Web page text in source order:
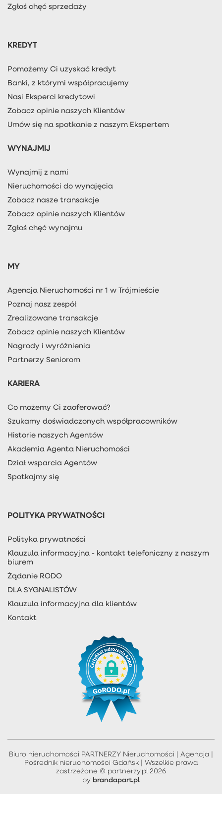
Zgłoś chęć sprzedaży
KREDYT
Pomożemy Ci uzyskać kredyt
Banki, z którymi współpracujemy
Nasi Eksperci kredytowi
Zobacz opinie naszych Klientów
Umów się na spotkanie z naszym Ekspertem
WYNAJMIJ
Wynajmij z nami
Nieruchomości do wynajęcia
Zobacz nasze transakcje
Zobacz opinie naszych Klientów
Zgłoś chęć wynajmu
MY
Agencja Nieruchomości nr 1 w Trójmieście
Poznaj nasz zespół
Zrealizowane transakcje
Zobacz opinie naszych Klientów
Nagrody i wyróżnienia
Partnerzy Seniorom
KARIERA
Co możemy Ci zaoferować?
Szukamy doświadczonych współpracowników
Historie naszych Agentów
Akademia Agenta Nieruchomości
Dział wsparcia Agentów
Spotkajmy się
POLITYKA PRYWATNOŚCI
Polityka prywatności
Klauzula informacyjna - kontakt telefoniczny z naszym
biurem
Żądanie RODO
DLA SYGNALISTÓW
Klauzula informacyjna dla klientów
Kontakt
Biuro nieruchomości PARTNERZY Nieruchomości | Agencja |
Pośrednik nieruchomości Gdańsk | Wszelkie prawa
zastrzeżone © partnerzy.pl 2026
by brandapart.pl